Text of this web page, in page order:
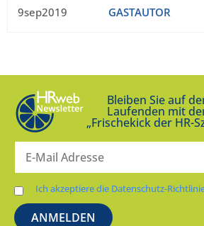
9sep2019 GASTAUTOR
Bleiben Sie auf
Laufenden mit
„Frischekick der HR-
Ich akzeptiere die Datenschutz-